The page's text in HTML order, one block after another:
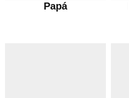
Papá